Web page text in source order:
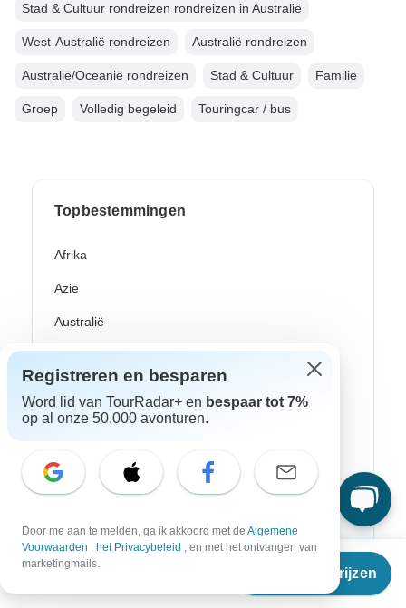
Vanaf
Reisdata & prijzen
Stad & Cultuur rondreizen rondreizen in Australië
West-Australië rondreizen Australië rondreizen
Australië/Oceanië rondreizen Stad & Cultuur Familie
Groep Volledig begeleid Touringcar / bus
Topbestemmingen
Afrika
Azië
Australië
Europe
Egypte
Zuid-Afrika
China
Registreren en besparen
Word lid van TourRadar+ en bespaar tot 7%
op al onze 50.000 avonturen.
Door me aan te melden, ga ik akkoord met de Algemene
Voorwaarden , het Privacybeleid , en met het ontvangen van
marketingmails.